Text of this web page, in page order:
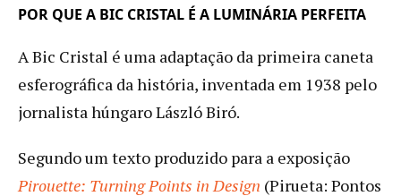
POR QUE A BIC CRISTAL É A LUMINÁRIA PERFEITA
A Bic Cristal é uma adaptação da primeira caneta
esferográfica da história, inventada em 1938 pelo
jornalista húngaro László Biró.
Segundo um texto produzido para a exposição
Pirouette: Turning Points in Design (Pirueta: Pontos